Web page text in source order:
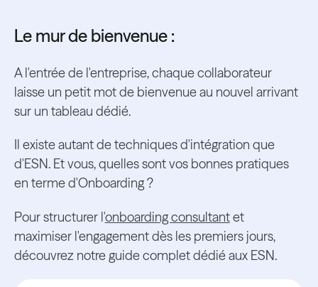
Le mur de bienvenue :
A l'entrée de l'entreprise, chaque collaborateur
laisse un petit mot de bienvenue au nouvel arrivant
sur un tableau dédié.
Il existe autant de techniques d'intégration que
d'ESN. Et vous, quelles sont vos bonnes pratiques
en terme d'Onboarding ?
Pour structurer l'onboarding consultantet
maximiser l'engagement dès les premiers jours,
découvrez notre guide complet dédié aux ESN.